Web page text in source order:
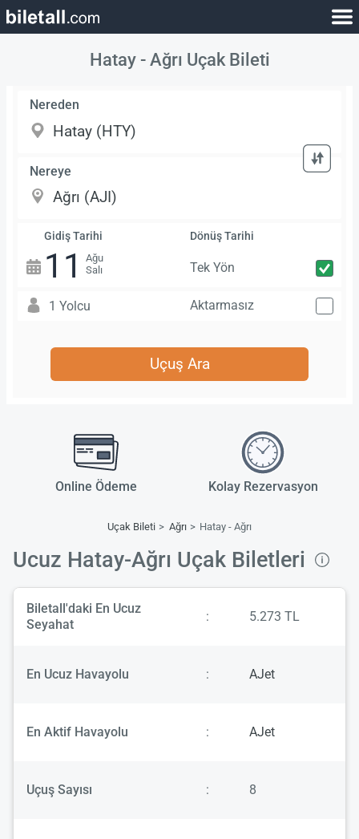
Hatay - Ağrı Uçak Bileti
Nereden
Nereye
Gidiş Tarihi
11
Ağu
Salı
Dönüş Tarihi
Tek Yön
1 Yolcu Aktarmasız
Uçuş Ara
Online Ödeme Kolay Rezervasyon
Uçak Bileti Ağrı Hatay - Ağrı
Ucuz Hatay-Ağrı Uçak Biletleri
Biletall'daki En Ucuz
Seyahat
: 5.273 TL
En Ucuz Havayolu : AJet
En Aktif Havayolu : AJet
Uçuş Sayısı : 8